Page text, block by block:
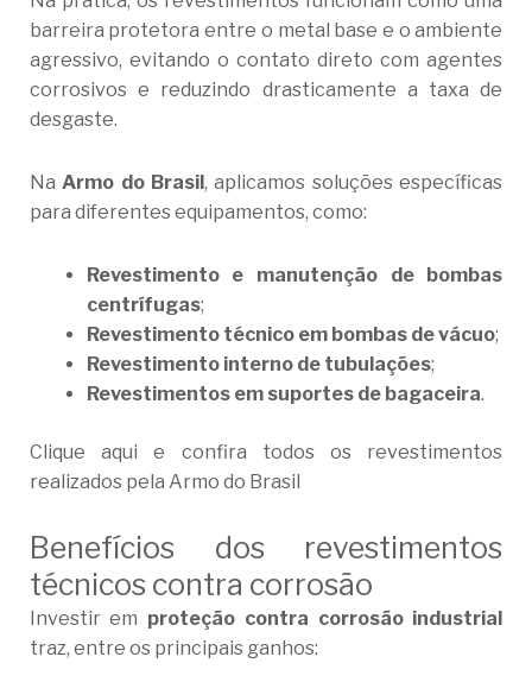
barreira protetora entre o metal base e o ambiente
agressivo, evitando o contato direto com agentes
corrosivos e reduzindo drasticamente a taxa de
desgaste.
NaArmo do Brasil, aplicamos soluções específicas
para diferentes equipamentos, como:
Revestimento e manutenção de bombas
centrífugas;
Revestimento técnico em bombas de vácuo;
Revestimento interno de tubulações;
Revestimentos em suportes de bagaceira.
Clique aqui e confira todos os revestimentos
realizados pela Armo do Brasil
Benefícios dos revestimentos
técnicos contra corrosão
Investir em proteção contra corrosão industrial
traz, entre os principais ganhos: